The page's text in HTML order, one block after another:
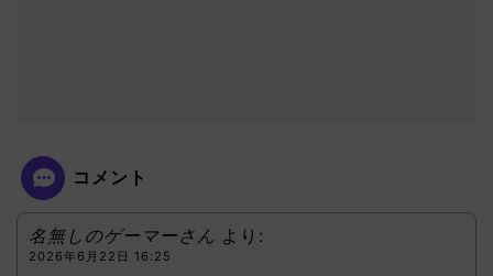
コメント
名無しのゲーマーさん より:
2026年6月22日 16:25